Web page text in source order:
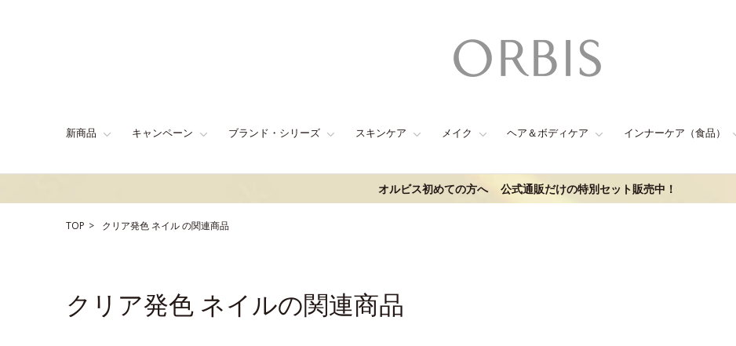
新商品 キャンペーン ブランド・シリーズ スキンケア メイク ヘア＆ボディケア インナーケア（食品）
オルビス初めての方へ 公式通販だけの特別セット販売中！
TOP クリア発色 ネイルの関連商品
クリア発色 ネイルの関連商品